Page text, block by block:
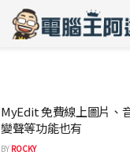
MyEdit 免費線上圖片、
變聲等功能也有
BY ROCKY